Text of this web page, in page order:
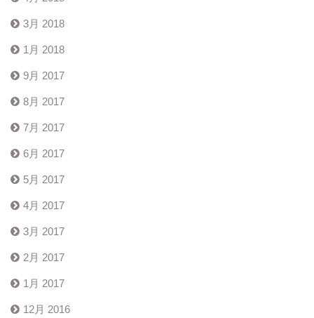
3月 2018
1月 2018
9月 2017
8月 2017
7月 2017
6月 2017
5月 2017
4月 2017
3月 2017
2月 2017
1月 2017
12月 2016